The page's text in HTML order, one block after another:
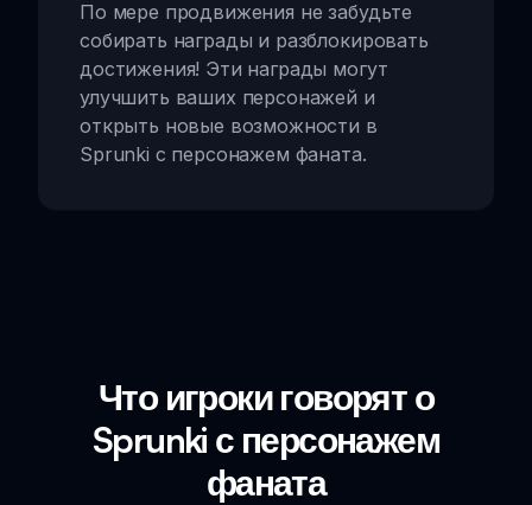
По мере продвижения не забудьте
собирать награды и разблокировать
достижения! Эти награды могут
улучшить ваших персонажей и
открыть новые возможности в
Sprunki с персонажем фаната.
Что игроки говорят о
Sprunki с персонажем
фаната